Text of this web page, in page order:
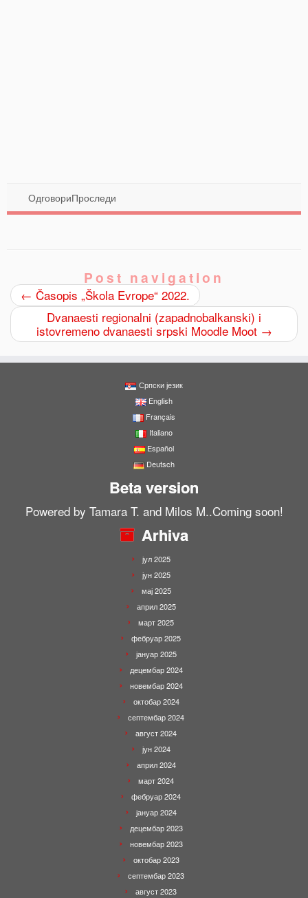
ОдговориПроследи
Post navigation
← Časopis „Škola Evrope“ 2022.
Dvanaesti regionalni (zapadnobalkanski) i
istovremeno dvanaesti srpski Moodle Moot →
Српски језик
English
Français
Italiano
Español
Deutsch
Beta version
Powered by Tamara T. and Milos M..Coming soon!
Arhiva
јул 2025
јун 2025
мај 2025
април 2025
март 2025
фебруар 2025
јануар 2025
децембар 2024
новембар 2024
октобар 2024
септембар 2024
август 2024
јун 2024
април 2024
март 2024
фебруар 2024
јануар 2024
децембар 2023
новембар 2023
октобар 2023
септембар 2023
август 2023